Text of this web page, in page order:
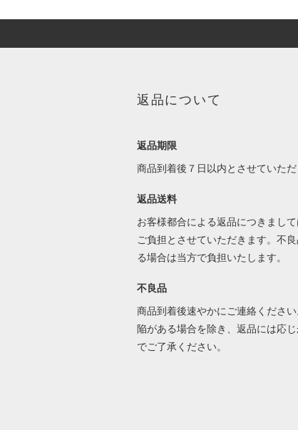
返品について
返品期限
商品到着後７日以内とさせていただ
返品送料
お客様都合による返品につきまし
ご負担とさせていただきます。不
る場合は当方で負担いたします。
不良品
商品到着後速やかにご連絡くださ
陥がある場合を除き、返品には応
でご了承ください。